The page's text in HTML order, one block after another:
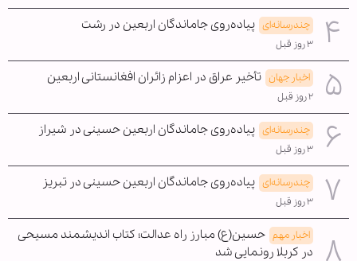
چندرسانه‌ای پیاده‌روی جاماندگان اربعین در رشت
۳ روز قبل
اخبار جهان تأخیر عراق در اعزام زائران افغانستانی اربعین
۲ روز قبل
چندرسانه‌ای پیاده‌روی جاماندگان اربعین حسینی در شیراز
۳ روز قبل
چندرسانه‌ای پیاده‌روی جاماندگان اربعین حسینی در تبریز
۳ روز قبل
اخبار مهم حسین(ع) مبارز راه عدالت؛ کتاب اندیشمند مسیحی
در کربلا رونمایی شد